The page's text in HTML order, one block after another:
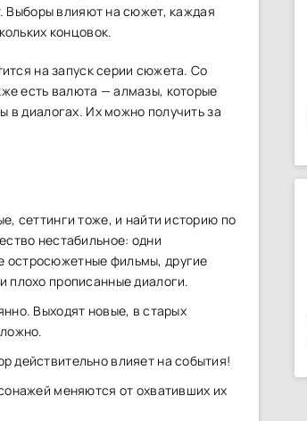
Выборы влияют на сюжет, каждая
концовок.
на запуск серии сюжета. Со
есть валюта — алмазы, которые
в диалогах. Их можно получить за
сеттинги тоже, и найти историю по
нестабильное: одни
остросюжетные фильмы, другие
плохо прописанные диалоги.
Выходят новые, в старых
действительно влияет на события!
меняются от охвативших их